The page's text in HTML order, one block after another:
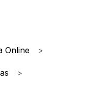
Online